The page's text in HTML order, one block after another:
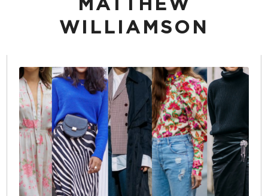
MATTHEW
WILLIAMSON